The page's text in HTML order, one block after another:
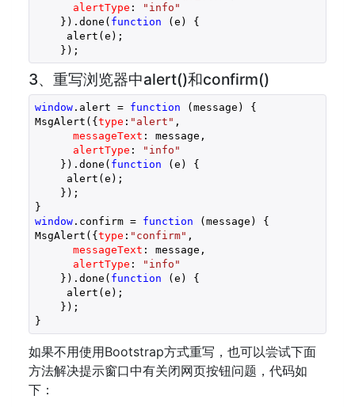
alertType :
"info"
    }).done(
function (e ) {
     alert(e);
    });
3、重写浏览器中alert()和confirm()
window.alert = function (message ) {
MsgAlert({type : "alert" ,
messageText : message,
alertType :
"info"
    }).done(
function (e ) {
     alert(e);
    });
window.confirm = function (message ) {
MsgAlert({type : "confirm" ,
messageText : message,
alertType :
"info"
    }).done(
function (e ) {
     alert(e);
    });
}
如果不用使用Bootstrap方式重写，也可以尝试下面
方法解决提示窗口中有关闭网页按钮问题，代码如
下：